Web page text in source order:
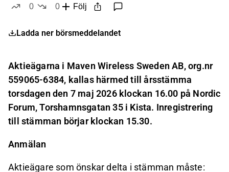
0
0
Följ
Ladda ner börsmeddelandet
Aktieägarna i Maven Wireless Sweden AB, org.nr
559065-6384, kallas härmed till årsstämma
torsdagen den 7 maj 2026 klockan 16.00 på Nordic
Forum, Torshamnsgatan 35 i Kista. Inregistrering
till stämman börjar klockan 15.30.
Anmälan
Aktieägare som önskar delta i stämman måste: